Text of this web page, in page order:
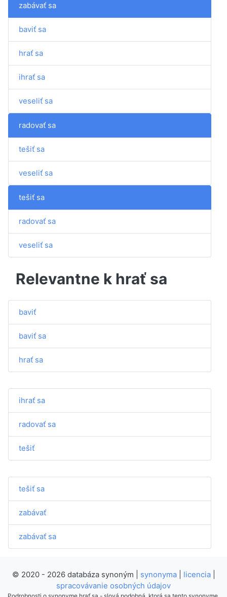
zabávať sa
baviť sa
hrať sa
ihrať sa
veseliť sa
radovať sa
tešiť sa
veseliť sa
tešiť sa
radovať sa
veseliť sa
Relevantne k hrať sa
baviť
baviť sa
hrať sa
ihrať sa
radovať sa
tešiť
tešiť sa
zabávať
zabávať sa
© 2020 - 2026 databáza synoným | synonyma| licencia|
spracovávanie osobných údajov